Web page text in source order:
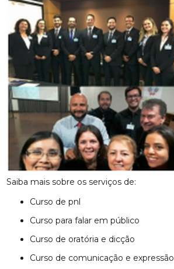
Saiba mais sobre os serviços de:
curso de pnl
curso para falar em público
curso de oratória e dicção
curso de comunicação e expressão